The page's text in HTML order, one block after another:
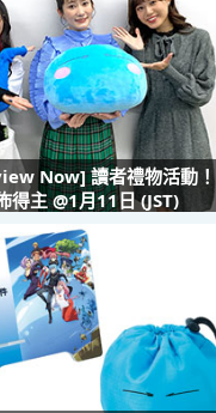
Now] 讀者禮物活動！
得主 @1月11日 (JST)